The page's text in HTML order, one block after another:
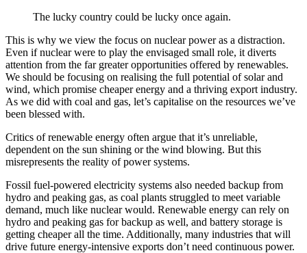
The lucky country could be lucky once again.​​​​‌ ‍ ​‍​‍‌‍ ‌ ​‍‌‍‍‌‌‍‌ ‌‍‍‌‌‍ ‍​‍​‍​ ‍‍​‍​‍‌ ​ ‌‍​‌‌‍ ‍‌‍‍‌‌ ‌​‌ ‍‌​‍ ‍‌‍‍‌‌‍ ​‍​‍​‍ ​​‍​‍‌‍‍​‌ ​‍‌‍‌‌‌‍‌‍​‍​‍​ ‍‍​‍​‍‌‍‍​‌ ‌​‌ ‌​‌ ​​​ ‍‍​‍ ​‍ ‌‍ ​‌‍ ‌‍​ ‌‍​‌‌‍ ​‌‍‍​‌‍ ‌ ​ ‌ ‌​​ ‍‍​ ​ ​ ​ ​ ​ ​ ​ ​‍ ‌‍‍‌‌‍ ‍‌ ‌​‌‍‌‌‌‍ ‍‌ ‌​​‍ ‌‍‌‌‌‍‌​‌‍‍‌‌ ‌​​‍ ‌‍ ‌‌‍ ‌‍‌​‌‍‌‌​ ‌‌ ​​‌ ​‍‌‍‌‌‌ ​ ‌‍‌‌‌‍ ‍‌ ‌​‌‍​‌‌ ‌​‌‍‍‌‌‍ ‌‍ ‍​ ‍ ‌‍‍‌‌‍‌​​ ‌​ ​​‌‍​‌​ ‌‍​ ‌‌​ ‍​​ ‌‍​ ​​‌‍​‌​‍ ‌‌‍‌‌​ ‌​​ ​​​ ‌​​‍ ‌​ ‌​​ ​ ​ ‍‌​ ‌​​‍ ‌‌‍​‍‌‍‌​‌‍​ ​ ‌ ​‍ ‌​ ​ ​ ​​​ ‍‌​ ‌ ​ ​‌​ ‌‌‌‍​‍​ ​‍‌‍​‌​ ​‍​ ‍‌​ ‍​​ ‍ ‌ ‌​‌ ‍‌‌ ​​‌‍‌‌​ ‌‌‍ ‍‌‍‌‌‌ ‌ ‌ ​ ​ ‍ ‌ ​​‌‍​‌‌ ‌​‌‍‍​​ ‌‌‍​ ‌‍ ‌‍ ‍‌ ‌​‌‍‌‌‌‍ ‍‌ ‌​​‍‌‌​ ‌‌‌​​‍‌‌ ‌‍‍ ‌‍‌‌‌ ‍‌​‍‌‌​ ​ ‌​‌​​‍‌‌​ ​ ‌​‌​​‍‌‌​ ​‍​ ​‍​ ​‍​ ​​​ ​‌‌‍​‍‌‍‌​​ ​​​ ​ ‌‍​ ​ ​‌‌‍​‌‌‍​‍​ ‌​​‍‌‌​ ​‍​ ​‍​‍‌‌​ ‌‌‌​‌​​‍ ‍‌ ​‌‌ ‌‌‌‍ ‌ ‌​‌‍‌‌​‍‌‌​ ‌‌‌​​‍‌‌ ‌‍‍ ‌‍‌‌‌ ‍‌​‍‌‌​ ​ ‌​‌​​‍‌‌​ ​ ‌​‌​​‍‌‌​ ​‍​ ​‍​ ‍‌​ ‌‌​ ​‌​ ‍‌‌‍‌​‌‍​‍‌‍‌‍​ ‍‌​ ‌‍​ ‍‌​ ‌‌​ ‍​​‍‌‌​ ​‍​ ​‍​‍‌‌​ ‌‌‌​‌​​‍ ‍‌‍​ ‌‍‍​‌‍‍‌‌‍ ​‌‍‌​‌ ​‍‌‍‌‌‌‍ ‍​‍‌‌​ ‌‌‌​​‍‌‌ ‌‍‍ ‌‍‌‌‌ ‍‌​‍‌‌​ ​ ‌​‌​​‍‌‌​ ​ ‌​‌​​‍‌‌​ ​‍​ ​‍​ ​​‌‍‌‍​ ‍​​ ​ ​ ​‌‌‍​‌‌‍​ ​ ​‌​ ​ ​ ​‍‌‍‌​​ ‌​​‍‌‌​ ​‍​ ​‍​‍‌‌​ ‌‌‌​‌​​‍ ‍‌ ‌​‌‍‌‌‌ ‍​‌ ‌​​ ‌‍​‍‌‍​‌‌ ​ ‌‍‌‌‌‌‌‌‌ ​‍‌‍ ​​ ‌‌‍‍​‌ ‌​‌ ‌​‌ ​​​‍‌‌​ ​ ‌​​‌​‍‌‌​ ​‍‌​‌‍​‍‌‌​ ​‍‌​‌‍‌‍ ​‌‍ ‌‍​ ‌‍​‌‌‍ ​‌‍‍​‌‍ ‌ ​ ‌ ‌​​‍‌‌​ ​ ‌​​‌​ ​ ​ ​ ​ ​ ​ ​ ​‍‌‍‌‍‍‌‌‍‌​​ ‌​ ​​‌‍​‌​ ‌‍​ ‌‌​ ‍​​ ‌‍​ ​​‌‍​‌​‍ ‌‌‍‌‌​ ‌​​ ​​​ ‌​​‍ ‌​ ‌​​ ​ ​ ‍‌​ ‌​​‍ ‌‌‍​‍‌‍‌​‌‍​ ​ ‌ ​‍ ‌​ ​ ​ ​​​ ‍‌​ ‌ ​ ​‌​ ‌‌‌‍​‍​ ​‍‌‍​‌​ ​‍​ ‍‌​ ‍​​‍‌‍‌ ‌​‌ ‍‌‌ ​​‌‍‌‌​ ‌‌‍ ‍‌‍‌‌‌ ‌ ‌ ​ ​‍‌‍‌ ​​‌‍​‌‌ ‌​‌‍‍​​ ‌‌‍​ ‌‍ ‌‍ ‍‌ ‌​‌‍‌‌‌‍ ‍‌ ‌​​‍‌‌​ ‌‌‌​​‍‌‌ ‌‍‍ ‌‍‌‌‌ ‍‌​‍‌‌​ ​ ‌​‌​​‍‌‌​ ​ ‌​‌​​‍‌‌​ ​‍​ ​‍​ ​‍​ ​​​ ​‌‌‍​‍‌‍‌​​ ​​​ ​ ‌‍​ ​ ​‌‌‍​‌‌‍​‍​ ‌​​‍‌‌​ ​‍​ ​‍​‍‌‌​ ‌‌‌​‌​​‍ ‍‌ ​‌‌ ‌‌‌‍ ‌ ‌​‌‍‌‌​‍‌‌​ ‌‌‌​​‍‌‌ ‌‍‍ ‌‍‌‌‌ ‍‌​‍‌‌​ ​ ‌​‌​​‍‌‌​ ​ ‌​‌​​‍‌‌​ ​‍​ ​‍​ ‍‌​ ‌‌​ ​‌​ ‍‌‌‍‌​‌‍​‍‌‍‌‍​ ‍‌​ ‌‍​ ‍‌​ ‌‌​ ‍​​‍‌‌​ ​‍​ ​‍​‍‌‌​ ‌‌‌​‌​​‍ ‍‌‍​ ‌‍‍​‌‍‍‌‌‍ ​‌‍‌​‌ ​‍‌‍‌‌‌‍ ‍​‍‌‌​ ‌‌‌​​‍‌‌ ‌‍‍ ‌‍‌‌‌ ‍‌​‍‌‌​ ​ ‌​‌​​‍‌‌​ ​ ‌​‌​​‍‌‌​ ​‍​ ​‍​ ​​‌‍‌‍​ ‍​​ ​ ​ ​‌‌‍​‌‌‍​ ​ ​‌​ ​ ​ ​‍‌‍‌​​ ‌​​‍‌‌​ ​‍​ ​‍​‍‌‌​ ‌‌‌​‌​​‍ ‍‌ ‌​‌‍‌‌‌ ‍​‌ ‌​​‍‌‍‌ ​​‌‍‌‌‌ ​‍‌ ​ ‌ ​​‌‍‌‌‌‍​ ‌ ‌​‌‍‍‌‌ ‌‍‌‍‌‌​ ‌‌ ​​‌ ‌‌‌‍​‍‌‍ ​‌‍‍‌‌ ​ ‌‍‍​‌‍‌‌‌‍‌​​‍​‍‌ ‌
This is why we view the focus on nuclear power as a distraction.
Even if nuclear were to play the envisaged small role, it diverts
attention from the far greater opportunities offered by renewables.
We should be focusing on realising the full potential of solar and
wind, which promise cheaper energy and a thriving export industry.
As we did with coal and gas, let’s capitalise on the resources we’ve
been blessed with.​​​​‌ ‍ ​‍​‍‌‍ ‌ ​‍‌‍‍‌‌‍‌ ‌‍‍‌‌‍ ‍​‍​‍​ ‍‍​‍​‍‌ ​ ‌‍​‌‌‍ ‍‌‍‍‌‌ ‌​‌ ‍‌​‍ ‍‌‍‍‌‌‍ ​‍​‍​‍ ​​‍​‍‌‍‍​‌ ​‍‌‍‌‌‌‍‌‍​‍​‍​ ‍‍​‍​‍‌‍‍​‌ ‌​‌ ‌​‌ ​​​ ‍‍​‍ ​‍ ‌‍ ​‌‍ ‌‍​ ‌‍​‌‌‍ ​‌‍‍​‌‍ ‌ ​ ‌ ‌​​ ‍‍​ ​ ​ ​ ​ ​ ​ ​ ​‍ ‌‍‍‌‌‍ ‍‌ ‌​‌‍‌‌‌‍ ‍‌ ‌​​‍ ‌‍‌‌‌‍‌​‌‍‍‌‌ ‌​​‍ ‌‍ ‌‌‍ ‌‍‌​‌‍‌‌​ ‌‌ ​​‌ ​‍‌‍‌‌‌ ​ ‌‍‌‌‌‍ ‍‌ ‌​‌‍​‌‌ ‌​‌‍‍‌‌‍ ‌‍ ‍​ ‍ ‌‍‍‌‌‍‌​​ ‌​ ​​‌‍​‌​ ‌‍​ ‌‌​ ‍​​ ‌‍​ ​​‌‍​‌​‍ ‌‌‍‌‌​ ‌​​ ​​​ ‌​​‍ ‌​ ‌​​ ​ ​ ‍‌​ ‌​​‍ ‌‌‍​‍‌‍‌​‌‍​ ​ ‌ ​‍ ‌​ ​ ​ ​​​ ‍‌​ ‌ ​ ​‌​ ‌‌‌‍​‍​ ​‍‌‍​‌​ ​‍​ ‍‌​ ‍​​ ‍ ‌ ‌​‌ ‍‌‌ ​​‌‍‌‌​ ‌‌‍ ‍‌‍‌‌‌ ‌ ‌ ​ ​ ‍ ‌ ​​‌‍​‌‌ ‌​‌‍‍​​ ‌‌‍​ ‌‍ ‌‍ ‍‌ ‌​‌‍‌‌‌‍ ‍‌ ‌​​‍‌‌​ ‌‌‌​​‍‌‌ ‌‍‍ ‌‍‌‌‌ ‍‌​‍‌‌​ ​ ‌​‌​​‍‌‌​ ​ ‌​‌​​‍‌‌​ ​‍​ ​‍​ ‍​​ ​‍‌‍‌‌​ ​ ​ ​‌‌‍‌‌​ ‍‌​ ‌‌‌‍​‍​ ‌‍​ ‌‍​ ‍‌​‍‌‌​ ​‍​ ​‍​‍‌‌​ ‌‌‌​‌​​‍ ‍‌‍​ ‌‍‍​‌‍‍‌‌‍ ​‌‍‌​‌ ​‍‌‍‌‌‌‍ ‍​‍‌‌​ ‌‌‌​​‍‌‌ ‌‍‍ ‌‍‌‌‌ ‍‌​‍‌‌​ ​ ‌​‌​​‍‌‌​ ​ ‌​‌​​‍‌‌​ ​‍​ ​‍​ ‌‍‌‍‌‍‌‍​‌​ ‌​​ ​​‌‍‌​‌‍‌‌​ ‌‍‌‍‌​​ ‍​​ ‌ ​ ‍‌​ ​​​‍‌‌​ ​‍​ ​‍​‍‌‌​ ‌‌‌​‌​​‍ ‍‌ ‌​‌‍‌‌‌ ‍​‌ ‌​​ ‌‍​‍‌‍​‌‌ ​ ‌‍‌‌‌‌‌‌‌ ​‍‌‍ ​​ ‌‌‍‍​‌ ‌​‌ ‌​‌ ​​​‍‌‌​ ​ ‌​​‌​‍‌‌​ ​‍‌​‌‍​‍‌‌​ ​‍‌​‌‍‌‍ ​‌‍ ‌‍​ ‌‍​‌‌‍ ​‌‍‍​‌‍ ‌ ​ ‌ ‌​​‍‌‌​ ​ ‌​​‌​ ​ ​ ​ ​ ​ ​ ​ ​‍‌‍‌‍‍‌‌‍‌​​ ‌​ ​​‌‍​‌​ ‌‍​ ‌‌​ ‍​​ ‌‍​ ​​‌‍​‌​‍ ‌‌‍‌‌​ ‌​​ ​​​ ‌​​‍ ‌​ ‌​​ ​ ​ ‍‌​ ‌​​‍ ‌‌‍​‍‌‍‌​‌‍​ ​ ‌ ​‍ ‌​ ​ ​ ​​​ ‍‌​ ‌ ​ ​‌​ ‌‌‌‍​‍​ ​‍‌‍​‌​ ​‍​ ‍‌​ ‍​​‍‌‍‌ ‌​‌ ‍‌‌ ​​‌‍‌‌​ ‌‌‍ ‍‌‍‌‌‌ ‌ ‌ ​ ​‍‌‍‌ ​​‌‍​‌‌ ‌​‌‍‍​​ ‌‌‍​ ‌‍ ‌‍ ‍‌ ‌​‌‍‌‌‌‍ ‍‌ ‌​​‍‌‌​ ‌‌‌​​‍‌‌ ‌‍‍ ‌‍‌‌‌ ‍‌​‍‌‌​ ​ ‌​‌​​‍‌‌​ ​ ‌​‌​​‍‌‌​ ​‍​ ​‍​ ‍​​ ​‍‌‍‌‌​ ​ ​ ​‌‌‍‌‌​ ‍‌​ ‌‌‌‍​‍​ ‌‍​ ‌‍​ ‍‌​‍‌‌​ ​‍​ ​‍​‍‌‌​ ‌‌‌​‌​​‍ ‍‌‍​ ‌‍‍​‌‍‍‌‌‍ ​‌‍‌​‌ ​‍‌‍‌‌‌‍ ‍​‍‌‌​ ‌‌‌​​‍‌‌ ‌‍‍ ‌‍‌‌‌ ‍‌​‍‌‌​ ​ ‌​‌​​‍‌‌​ ​ ‌​‌​​‍‌‌​ ​‍​ ​‍​ ‌‍‌‍‌‍‌‍​‌​ ‌​​ ​​‌‍‌​‌‍‌‌​ ‌‍‌‍‌​​ ‍​​ ‌ ​ ‍‌​ ​​​‍‌‌​ ​‍​ ​‍​‍‌‌​ ‌‌‌​‌​​‍ ‍‌ ‌​‌‍‌‌‌ ‍​‌ ‌​​‍‌‍‌ ​​‌‍‌‌‌ ​‍‌ ​ ‌ ​​‌‍‌‌‌‍​ ‌ ‌​‌‍‍‌‌ ‌‍‌‍‌‌​ ‌‌ ​​‌ ‌‌‌‍​‍‌‍ ​‌‍‍‌‌ ​ ‌‍‍​‌‍‌‌‌‍‌​​‍​‍‌ ‌
Critics of renewable energy often argue that it’s unreliable,
dependent on the sun shining or the wind blowing. But this
misrepresents the reality of power systems.​​​​‌ ‍ ​‍​‍‌‍ ‌ ​‍‌‍‍‌‌‍‌ ‌‍‍‌‌‍ ‍​‍​‍​ ‍‍​‍​‍‌ ​ ‌‍​‌‌‍ ‍‌‍‍‌‌ ‌​‌ ‍‌​‍ ‍‌‍‍‌‌‍ ​‍​‍​‍ ​​‍​‍‌‍‍​‌ ​‍‌‍‌‌‌‍‌‍​‍​‍​ ‍‍​‍​‍‌‍‍​‌ ‌​‌ ‌​‌ ​​​ ‍‍​‍ ​‍ ‌‍ ​‌‍ ‌‍​ ‌‍​‌‌‍ ​‌‍‍​‌‍ ‌ ​ ‌ ‌​​ ‍‍​ ​ ​ ​ ​ ​ ​ ​ ​‍ ‌‍‍‌‌‍ ‍‌ ‌​‌‍‌‌‌‍ ‍‌ ‌​​‍ ‌‍‌‌‌‍‌​‌‍‍‌‌ ‌​​‍ ‌‍ ‌‌‍ ‌‍‌​‌‍‌‌​ ‌‌ ​​‌ ​‍‌‍‌‌‌ ​ ‌‍‌‌‌‍ ‍‌ ‌​‌‍​‌‌ ‌​‌‍‍‌‌‍ ‌‍ ‍​ ‍ ‌‍‍‌‌‍‌​​ ‌​ ​​‌‍​‌​ ‌‍​ ‌‌​ ‍​​ ‌‍​ ​​‌‍​‌​‍ ‌‌‍‌‌​ ‌​​ ​​​ ‌​​‍ ‌​ ‌​​ ​ ​ ‍‌​ ‌​​‍ ‌‌‍​‍‌‍‌​‌‍​ ​ ‌ ​‍ ‌​ ​ ​ ​​​ ‍‌​ ‌ ​ ​‌​ ‌‌‌‍​‍​ ​‍‌‍​‌​ ​‍​ ‍‌​ ‍​​ ‍ ‌ ‌​‌ ‍‌‌ ​​‌‍‌‌​ ‌‌‍ ‍‌‍‌‌‌ ‌ ‌ ​ ​ ‍ ‌ ​​‌‍​‌‌ ‌​‌‍‍​​ ‌‌‍​ ‌‍ ‌‍ ‍‌ ‌​‌‍‌‌‌‍ ‍‌ ‌​​‍‌‌​ ‌‌‌​​‍‌‌ ‌‍‍ ‌‍‌‌‌ ‍‌​‍‌‌​ ​ ‌​‌​​‍‌‌​ ​ ‌​‌​​‍‌‌​ ​‍​ ​‍‌‍​‍‌‍​‍​ ​‍​ ‌ ​ ​​‌‍‌‍​ ​ ‌‍‌‍​ ​‌​ ​‍​ ‌ ‌‍​ ​‍‌‌​ ​‍​ ​‍​‍‌‌​ ‌‌‌​‌​​‍ ‍‌‍​ ‌‍‍​‌‍‍‌‌‍ ​‌‍‌​‌ ​‍‌‍‌‌‌‍ ‍​‍‌‌​ ‌‌‌​​‍‌‌ ‌‍‍ ‌‍‌‌‌ ‍‌​‍‌‌​ ​ ‌​‌​​‍‌‌​ ​ ‌​‌​​‍‌‌​ ​‍​ ​‍​ ‌‍​ ‍​​ ‌‌​ ‌​‌‍‌​​ ​​​ ‌​‌‍​‍​ ‌​‌‍​‌‌‍​ ​ ​ ​ ​​​‍‌‌​ ​‍​ ​‍​‍‌‌​ ‌‌‌​‌​​‍ ‍‌ ‌​‌‍‌‌‌ ‍​‌ ‌​​ ‌‍​‍‌‍​‌‌ ​ ‌‍‌‌‌‌‌‌‌ ​‍‌‍ ​​ ‌‌‍‍​‌ ‌​‌ ‌​‌ ​​​‍‌‌​ ​ ‌​​‌​‍‌‌​ ​‍‌​‌‍​‍‌‌​ ​‍‌​‌‍‌‍ ​‌‍ ‌‍​ ‌‍​‌‌‍ ​‌‍‍​‌‍ ‌ ​ ‌ ‌​​‍‌‌​ ​ ‌​​‌​ ​ ​ ​ ​ ​ ​ ​ ​‍‌‍‌‍‍‌‌‍‌​​ ‌​ ​​‌‍​‌​ ‌‍​ ‌‌​ ‍​​ ‌‍​ ​​‌‍​‌​‍ ‌‌‍‌‌​ ‌​​ ​​​ ‌​​‍ ‌​ ‌​​ ​ ​ ‍‌​ ‌​​‍ ‌‌‍​‍‌‍‌​‌‍​ ​ ‌ ​‍ ‌​ ​ ​ ​​​ ‍‌​ ‌ ​ ​‌​ ‌‌‌‍​‍​ ​‍‌‍​‌​ ​‍​ ‍‌​ ‍​​‍‌‍‌ ‌​‌ ‍‌‌ ​​‌‍‌‌​ ‌‌‍ ‍‌‍‌‌‌ ‌ ‌ ​ ​‍‌‍‌ ​​‌‍​‌‌ ‌​‌‍‍​​ ‌‌‍​ ‌‍ ‌‍ ‍‌ ‌​‌‍‌‌‌‍ ‍‌ ‌​​‍‌‌​ ‌‌‌​​‍‌‌ ‌‍‍ ‌‍‌‌‌ ‍‌​‍‌‌​ ​ ‌​‌​​‍‌‌​ ​ ‌​‌​​‍‌‌​ ​‍​ ​‍‌‍​‍‌‍​‍​ ​‍​ ‌ ​ ​​‌‍‌‍​ ​ ‌‍‌‍​ ​‌​ ​‍​ ‌ ‌‍​ ​‍‌‌​ ​‍​ ​‍​‍‌‌​ ‌‌‌​‌​​‍ ‍‌‍​ ‌‍‍​‌‍‍‌‌‍ ​‌‍‌​‌ ​‍‌‍‌‌‌‍ ‍​‍‌‌​ ‌‌‌​​‍‌‌ ‌‍‍ ‌‍‌‌‌ ‍‌​‍‌‌​ ​ ‌​‌​​‍‌‌​ ​ ‌​‌​​‍‌‌​ ​‍​ ​‍​ ‌‍​ ‍​​ ‌‌​ ‌​‌‍‌​​ ​​​ ‌​‌‍​‍​ ‌​‌‍​‌‌‍​ ​ ​ ​ ​​​‍‌‌​ ​‍​ ​‍​‍‌‌​ ‌‌‌​‌​​‍ ‍‌ ‌​‌‍‌‌‌ ‍​‌ ‌​​‍‌‍‌ ​​‌‍‌‌‌ ​‍‌ ​ ‌ ​​‌‍‌‌‌‍​ ‌ ‌​‌‍‍‌‌ ‌‍‌‍‌‌​ ‌‌ ​​‌ ‌‌‌‍​‍‌‍ ​‌‍‍‌‌ ​ ‌‍‍​‌‍‌‌‌‍‌​​‍​‍‌ ‌
Fossil fuel-powered electricity systems also needed backup from
hydro and peaking gas, as coal plants struggled to meet variable
demand, much like nuclear would. Renewable energy can rely on
hydro and peaking gas for backup as well, and battery storage is
getting cheaper all the time. Additionally, many industries that will
drive future energy-intensive exports don’t need continuous power.​​​​‌ ‍ ​‍​‍‌‍ ‌ ​‍‌‍‍‌‌‍‌ ‌‍‍‌‌‍ ‍​‍​‍​ ‍‍​‍​‍‌ ​ ‌‍​‌‌‍ ‍‌‍‍‌‌ ‌​‌ ‍‌​‍ ‍‌‍‍‌‌‍ ​‍​‍​‍ ​​‍​‍‌‍‍​‌ ​‍‌‍‌‌‌‍‌‍​‍​‍​ ‍‍​‍​‍‌‍‍​‌ ‌​‌ ‌​‌ ​​​ ‍‍​‍ ​‍ ‌‍ ​‌‍ ‌‍​ ‌‍​‌‌‍ ​‌‍‍​‌‍ ‌ ​ ‌ ‌​​ ‍‍​ ​ ​ ​ ​ ​ ​ ​ ​‍ ‌‍‍‌‌‍ ‍‌ ‌​‌‍‌‌‌‍ ‍‌ ‌​​‍ ‌‍‌‌‌‍‌​‌‍‍‌‌ ‌​​‍ ‌‍ ‌‌‍ ‌‍‌​‌‍‌‌​ ‌‌ ​​‌ ​‍‌‍‌‌‌ ​ ‌‍‌‌‌‍ ‍‌ ‌​‌‍​‌‌ ‌​‌‍‍‌‌‍ ‌‍ ‍​ ‍ ‌‍‍‌‌‍‌​​ ‌​ ​​‌‍​‌​ ‌‍​ ‌‌​ ‍​​ ‌‍​ ​​‌‍​‌​‍ ‌‌‍‌‌​ ‌​​ ​​​ ‌​​‍ ‌​ ‌​​ ​ ​ ‍‌​ ‌​​‍ ‌‌‍​‍‌‍‌​‌‍​ ​ ‌ ​‍ ‌​ ​ ​ ​​​ ‍‌​ ‌ ​ ​‌​ ‌‌‌‍​‍​ ​‍‌‍​‌​ ​‍​ ‍‌​ ‍​​ ‍ ‌ ‌​‌ ‍‌‌ ​​‌‍‌‌​ ‌‌‍ ‍‌‍‌‌‌ ‌ ‌ ​ ​ ‍ ‌ ​​‌‍​‌‌ ‌​‌‍‍​​ ‌‌‍​ ‌‍ ‌‍ ‍‌ ‌​‌‍‌‌‌‍ ‍‌ ‌​​‍‌‌​ ‌‌‌​​‍‌‌ ‌‍‍ ‌‍‌‌‌ ‍‌​‍‌‌​ ​ ‌​‌​​‍‌‌​ ​ ‌​‌​​‍‌‌​ ​‍​ ​‍​ ‌​​ ​‌​ ​ ​ ‍‌​ ​​​ ​‍‌‍‌‍​ ​‌‌‍‌​​ ‌‍​ ‍‌​ ‌‍​‍‌‌​ ​‍​ ​‍​‍‌‌​ ‌‌‌​‌​​‍ ‍‌‍​ ‌‍‍​‌‍‍‌‌‍ ​‌‍‌​‌ ​‍‌‍‌‌‌‍ ‍​‍‌‌​ ‌‌‌​​‍‌‌ ‌‍‍ ‌‍‌‌‌ ‍‌​‍‌‌​ ​ ‌​‌​​‍‌‌​ ​ ‌​‌​​‍‌‌​ ​‍​ ​‍​ ‍​‌‍‌​‌‍‌​​ ‍​‌‍‌‌‌‍‌‍‌‍‌‌‌‍‌‍‌‍‌‍‌‍‌​​ ‌ ​ ‌​​ ​​​‍‌‌​ ​‍​ ​‍​‍‌‌​ ‌‌‌​‌​​‍ ‍‌ ‌​‌‍‌‌‌ ‍​‌ ‌​​ ‌‍​‍‌‍​‌‌ ​ ‌‍‌‌‌‌‌‌‌ ​‍‌‍ ​​ ‌‌‍‍​‌ ‌​‌ ‌​‌ ​​​‍‌‌​ ​ ‌​​‌​‍‌‌​ ​‍‌​‌‍​‍‌‌​ ​‍‌​‌‍‌‍ ​‌‍ ‌‍​ ‌‍​‌‌‍ ​‌‍‍​‌‍ ‌ ​ ‌ ‌​​‍‌‌​ ​ ‌​​‌​ ​ ​ ​ ​ ​ ​ ​ ​‍‌‍‌‍‍‌‌‍‌​​ ‌​ ​​‌‍​‌​ ‌‍​ ‌‌​ ‍​​ ‌‍​ ​​‌‍​‌​‍ ‌‌‍‌‌​ ‌​​ ​​​ ‌​​‍ ‌​ ‌​​ ​ ​ ‍‌​ ‌​​‍ ‌‌‍​‍‌‍‌​‌‍​ ​ ‌ ​‍ ‌​ ​ ​ ​​​ ‍‌​ ‌ ​ ​‌​ ‌‌‌‍​‍​ ​‍‌‍​‌​ ​‍​ ‍‌​ ‍​​‍‌‍‌ ‌​‌ ‍‌‌ ​​‌‍‌‌​ ‌‌‍ ‍‌‍‌‌‌ ‌ ‌ ​ ​‍‌‍‌ ​​‌‍​‌‌ ‌​‌‍‍​​ ‌‌‍​ ‌‍ ‌‍ ‍‌ ‌​‌‍‌‌‌‍ ‍‌ ‌​​‍‌‌​ ‌‌‌​​‍‌‌ ‌‍‍ ‌‍‌‌‌ ‍‌​‍‌‌​ ​ ‌​‌​​‍‌‌​ ​ ‌​‌​​‍‌‌​ ​‍​ ​‍​ ‌​​ ​‌​ ​ ​ ‍‌​ ​​​ ​‍‌‍‌‍​ ​‌‌‍‌​​ ‌‍​ ‍‌​ ‌‍​‍‌‌​ ​‍​ ​‍​‍‌‌​ ‌‌‌​‌​​‍ ‍‌‍​ ‌‍‍​‌‍‍‌‌‍ ​‌‍‌​‌ ​‍‌‍‌‌‌‍ ‍​‍‌‌​ ‌‌‌​​‍‌‌ ‌‍‍ ‌‍‌‌‌ ‍‌​‍‌‌​ ​ ‌​‌​​‍‌‌​ ​ ‌​‌​​‍‌‌​ ​‍​ ​‍​ ‍​‌‍‌​‌‍‌​​ ‍​‌‍‌‌‌‍‌‍‌‍‌‌‌‍‌‍‌‍‌‍‌‍‌​​ ‌ ​ ‌​​ ​​​‍‌‌​ ​‍​ ​‍​‍‌‌​ ‌‌‌​‌​​‍ ‍‌ ‌​‌‍‌‌‌ ‍​‌ ‌​​‍‌‍‌ ​​‌‍‌‌‌ ​‍‌ ​ ‌ ​​‌‍‌‌‌‍​ ‌ ‌​‌‍‍‌‌ ‌‍‌‍‌‌​ ‌‌ ​​‌ ‌‌‌‍​‍‌‍ ​‌‍‍‌‌ ​ ‌‍‍​‌‍‌‌‌‍‌​​‍​‍‌ ‌